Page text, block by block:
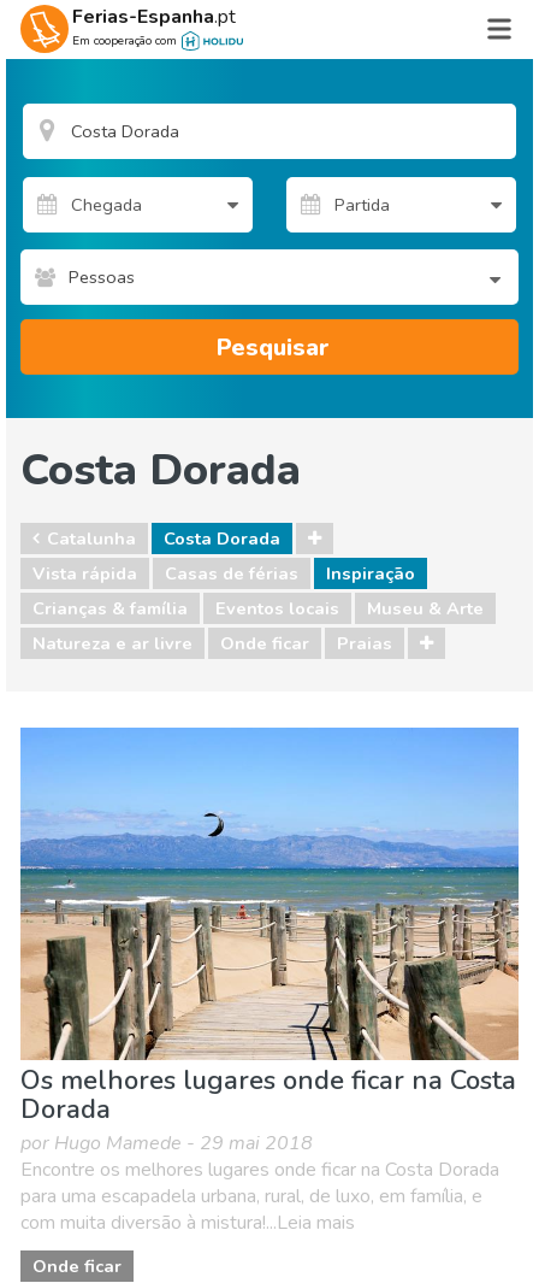
Ferias-Espanha.pt
Em cooperação com
Pessoas
Pesquisar
Costa Dorada
Catalunha
Costa Dorada
Vista rápida
Casas de férias
Inspiração
Crianças & família
Eventos locais
Museu & Arte
Natureza e ar livre
Onde ficar Praias
Os melhores lugares onde ficar na Costa
Dorada
por Hugo Mamede - 29 mai 2018
Encontre os melhores lugares onde ficar na Costa Dorada
para uma escapadela urbana, rural, de luxo, em família, e
com muita diversão à mistura!...Leia mais
Onde ficar